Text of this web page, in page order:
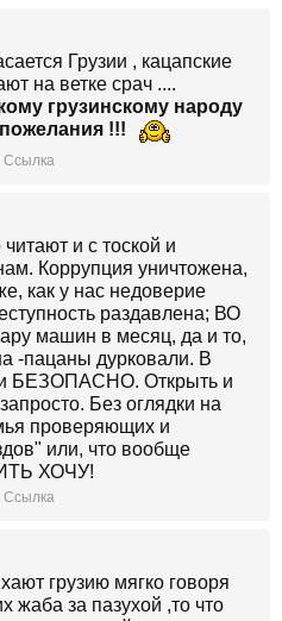
Грузии , кацапские
на ветке срач ....
грузинскому народу
!!!
Ссылка
и с тоской и
Коррупция уничтожена,
как у нас недоверие
раздавлена; ВО
машин в месяц, да и то,
-пацаны дурковали. В
и БЕЗОПАСНО. Открыть и
Без оглядки на
проверяющих и
или, что вообще
ХОЧУ!
Ссылка
грузию мягко говоря
жаба за пазухой ,то что